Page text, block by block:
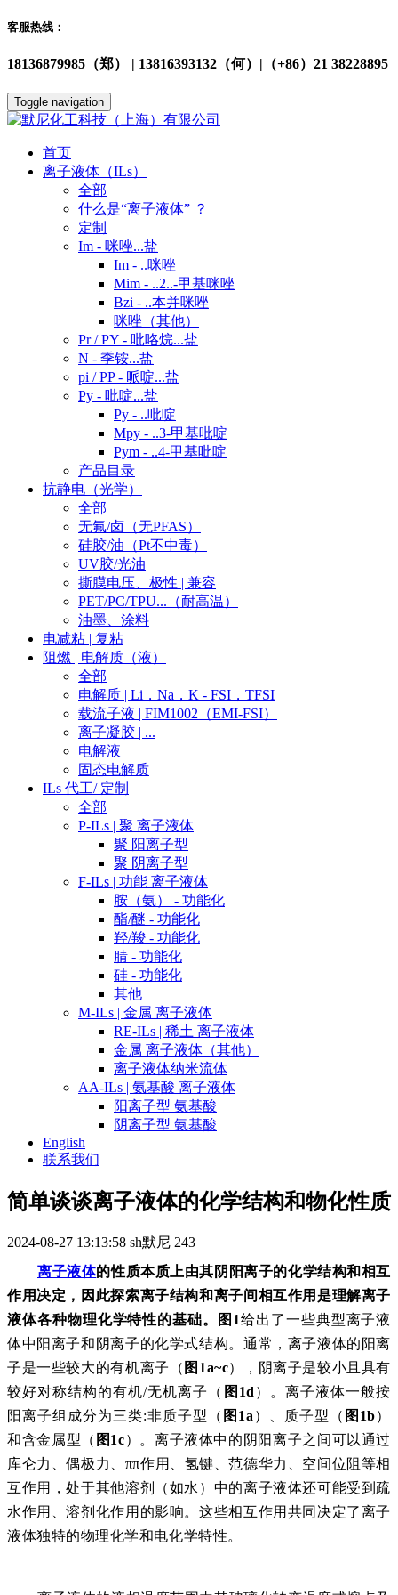
客服热线：
18136879985（郑） | 13816393132（何）|（+86）21 38228895
Toggle navigation
首页
离子液体（ILs）
全部
什么是“离子液体” ？
定制
Im - 咪唑...盐
Im - ..咪唑
Mim - ..2..-甲基咪唑
Bzi - ..本并咪唑
咪唑（其他）
Pr / PY - 吡咯烷...盐
N - 季铵...盐
pi / PP - 哌啶...盐
Py - 吡啶...盐
Py - ..吡啶
Mpy - ..3-甲基吡啶
Pym - ..4-甲基吡啶
产品目录
抗静电（光学）
全部
无氟/卤（无PFAS）
硅胶/油（Pt不中毒）
UV胶/光油
撕膜电压、极性 | 兼容
PET/PC/TPU...（耐高温）
油墨、涂料
电减粘 | 复粘
阻燃 | 电解质（液）
全部
电解质 | Li，Na，K - FSI，TFSI
载流子液 | FIM1002（EMI-FSI）
离子凝胶 | ...
电解液
固态电解质
ILs 代工/ 定制
全部
P-ILs | 聚 离子液体
聚 阳离子型
聚 阴离子型
F-ILs | 功能 离子液体
胺（氨） - 功能化
酯/醚 - 功能化
羟/羧 - 功能化
腈 - 功能化
硅 - 功能化
其他
M-ILs | 金属 离子液体
RE-ILs | 稀土 离子液体
金属 离子液体（其他）
离子液体纳米流体
AA-ILs | 氨基酸 离子液体
阳离子型 氨基酸
阴离子型 氨基酸
English
联系我们
简单谈谈离子液体的化学结构和物化性质
2024-08-27 13:13:58 sh默尼 243
离子液体的性质本质上由其阴阳离子的化学结构和相互
作用决定，因此探索离子结构和离子间相互作用是理解离子
液体各种物理化学特性的基础。
图1给出了一些典型离子液
体中阳离子和阴离子的化学式结构。通常，离子液体的阳离
子是一些较大的有机离子（ 图1a~c），阴离子是较小且具有
较好对称结构的有机/无机离子（ 图1d ）。离子液体一般按
阳离子组成分为三类:非质子型（ 图1a ）、质子型（ 图1b）
和含金属型（ 图1c）。离子液体中的阴阳离子之间可以通过
库仑力、偶极力、ππ作用、氢键、范德华力、空间位阻等相
互作用，处于其他溶剂（如水）中的离子液体还可能受到疏
水作用、溶剂化作用的影响。这些相互作用共同决定了离子
液体独特的物理化学和电化学特性。